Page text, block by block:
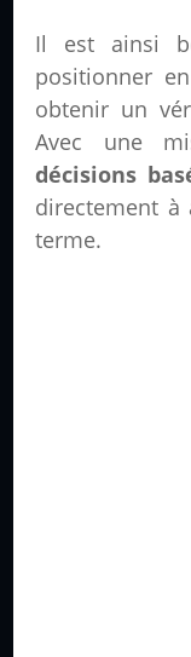
Il est ainsi
positionner
obtenir un
Avec une
décisions
directement à
terme.